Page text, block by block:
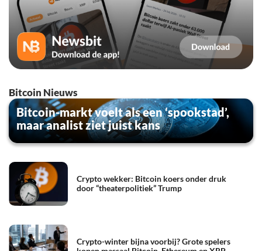
Bitcoin Nieuws
Bitcoin-markt voelt als een ‘spookstad’,
maar analist ziet juist kans
Crypto wekker: Bitcoin koers onder druk
door “theaterpolitiek” Trump
Crypto-winter bijna voorbij? Grote spelers